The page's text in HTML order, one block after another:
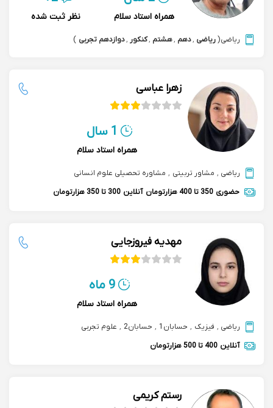
همراه استاد سلام نظر ثبت شده
ریاضی(ریاضی ,دهم ,هشتم ,کنکور ,دوازدهم تجربی )
زهرا عباسی
1 سال
همراه استاد سلام
ریاضی , مشاور تربیتی , مشاوره تحصیلی علوم انسانی
حضوری 350 تا 400 هزارتومان آنلاین 300 تا 350 هزارتومان
مهدیه فیروزجایی
9 ماه
همراه استاد سلام
ریاضی , فیزیک , حسابان1 , حسابان2 , علوم تجربی
آنلاین 400 تا 500 هزارتومان
رستم کریمی